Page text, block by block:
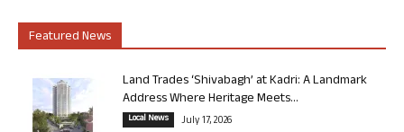
Featured News
Land Trades ‘Shivabagh’ at Kadri: A Landmark
Address Where Heritage Meets...
Local News July 17, 2026